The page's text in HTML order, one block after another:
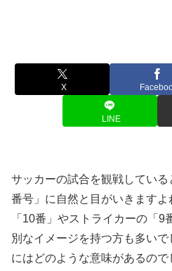
X
LINE
サッカーの試合を観戦してい
番号」に自然と目がいきます
「10番」やストライカーの「
別なイメージを持つ方も多いで
にはどのような意味があるの